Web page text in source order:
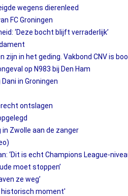
wegens dierenleed
FC Groningen
‘Deze bocht blijft verraderlijk’
in het geding. Vakbond CNV is
op N983 bij Den Ham
in Groningen
ontslagen
Zwolle aan de zanger
‘Dit is echt Champions League-
moet stoppen’
ze weg’
historisch moment'